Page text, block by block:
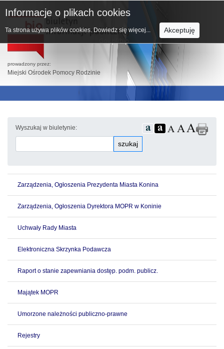
prowadzony przez:
Miejski Ośrodek Pomocy Rodzinie
Wyszukaj w biuletynie:
szukaj
Zarządzenia, Ogłoszenia Prezydenta Miasta Konina
Zarządzenia, Ogłoszenia Dyrektora MOPR w Koninie
Uchwały Rady Miasta
Elektroniczna Skrzynka Podawcza
Raport o stanie zapewniania dostęp. podm. publicz.
Majątek MOPR
Umorzone należności publiczno-prawne
Rejestry
Informacje o plikach cookies
Ta strona używa plików cookies. Dowiedz się więcej... Akceptuję